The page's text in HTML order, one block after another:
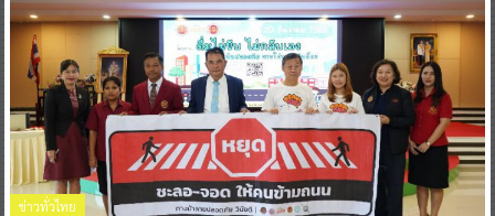
ข่าวทั่วไทย